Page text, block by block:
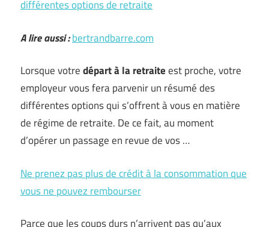
différentes options de retraite
A lire aussi :bertrandbarre.com
Lorsque votredépart à la retraiteest proche, votre
employeur vous fera parvenir un résumé des
différentes options qui s’offrent à vous en matière
de régime de retraite. De ce fait, au moment
d’opérer un passage en revue de vos …
Ne prenez pas plus de crédit à la consommation que
vous ne pouvez rembourser
Parce que les coups durs n’arrivent pas qu’aux